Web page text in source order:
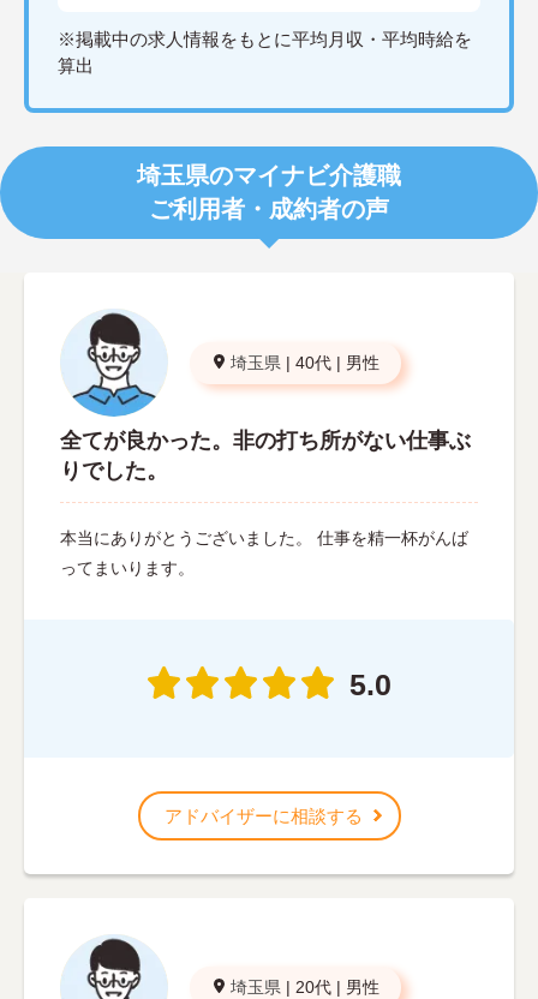
※掲載中の求人情報をもとに平均月収・平均時給を
算出
埼玉県のマイナビ介護職
ご利用者・成約者の声
埼玉県 | 40代 | 男性
全てが良かった。非の打ち所がない仕事ぶ
りでした。
本当にありがとうございました。 仕事を精一杯がんば
ってまいります。
5.0
アドバイザーに相談する
埼玉県 | 20代 | 男性